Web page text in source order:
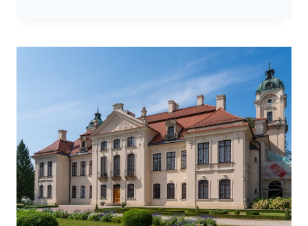
MAGISTERSKĄ
PRAKTYCZNE
WSKAZÓWKI
DLA
STUDENTÓW